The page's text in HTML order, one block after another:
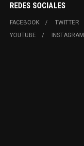
REDES SOCIALES
FACEBOOK TWITTER
YOUTUBE
INSTAGRAM